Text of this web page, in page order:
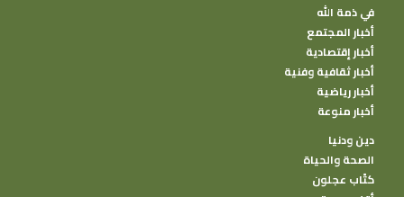
في ذمة الله
أخبار المجتمع
أخبار إقتصادية
أخبار ثقافية وفنية
أخبار رياضية
أخبار منوعة
دين ودنيا
الصحة والحياة
كتًاب عجلون